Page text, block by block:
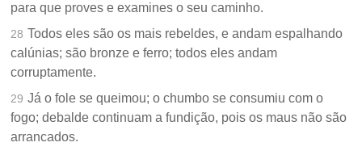
para que proves e examines o seu caminho.
28 Todos eles são os mais rebeldes, e andam espalhando
calúnias; são bronze e ferro; todos eles andam
corruptamente.
29 Já o fole se queimou; o chumbo se consumiu com o
fogo; debalde continuam a fundição, pois os maus não são
arrancados.